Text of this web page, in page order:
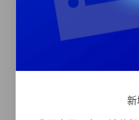
新